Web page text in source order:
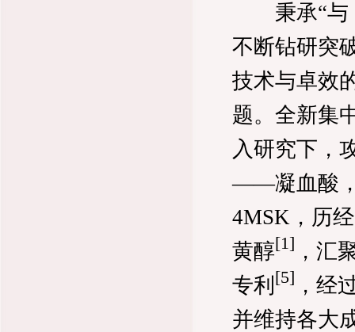
秉承“与「
不断钻研突
技术与卓效
题。全新集
入研究下，
——凝血酸，
4MSK，历
黄醇[1] ，汇
专利 [5] ，经
并维持各大